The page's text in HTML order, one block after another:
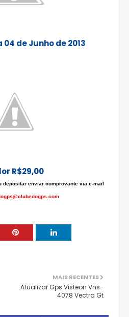
de Junho de 2013
R$29,00
depositar enviar comprovante via e-mail
MAIS RECENTES
Atualizar Gps Visteon Vns-
4078 Vectra Gt